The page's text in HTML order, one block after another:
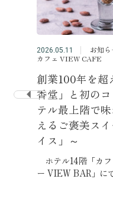
創業100年を超
香堂」と初の
テル最上階で
えるご褒美ス
イス」～
2026.05.11
お知
カフェ VIEW CAFE
ホテル14階「カ
ー VIEW BAR」に